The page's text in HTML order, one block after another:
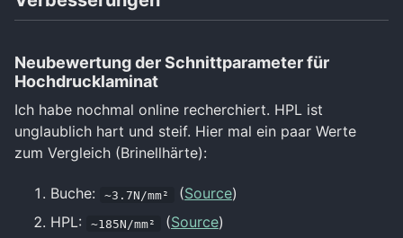
Neubewertung der Schnittparameter für
Hochdrucklaminat
Ich habe nochmal online recherchiert. HPL ist
unglaublich hart und steif. Hier mal ein paar Werte
zum Vergleich (Brinellhärte):
Buche: ~3.7N/mm² (Source)
HPL:
~185N/mm² (Source)